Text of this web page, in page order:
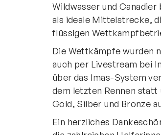
Wildwasser und
als ideale Mittelstrecke,
flüssigen
Die Wettkämpfe wurden
auch per Livestream bei
über das Imas-System
dem letzten Rennen
Gold, Silber und Bronze
Ein herzliches